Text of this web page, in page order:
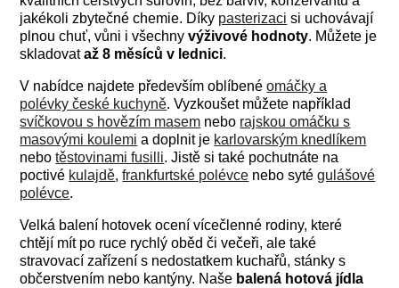
jakékoli zbytečné chemie. Díky pasterizaci si uchovávají
plnou chuť, vůni i všechnyvýživové hodnoty. Můžete je
skladovataž 8 měsíců v lednici.
V nabídce najdete především oblíbenéomáčky a
polévky české kuchyně. Vyzkoušet můžete například
svíčkovou s hovězím masem nebo rajskou omáčku s
masovými koulemi a doplnit je karlovarským knedlíkem
nebotěstovinami fusilli. Jistě si také pochutnáte na
poctivé kulajdě,frankfurtské polévce nebo sytégulášové
polévce.
Velká balení hotovek ocení vícečlenné rodiny, které
chtějí mít po ruce rychlý oběd či večeři, ale také
stravovací zařízení s nedostatkem kuchařů, stánky s
občerstvením nebo kantýny. Naše balená hotová jídla